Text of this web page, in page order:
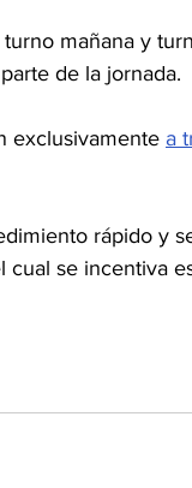
mañana y
de la jornada.
exclusivamente a
rápido y
cual se incentiva